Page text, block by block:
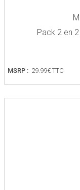
Pack 2 en
MSRP : 29.99€ TTC